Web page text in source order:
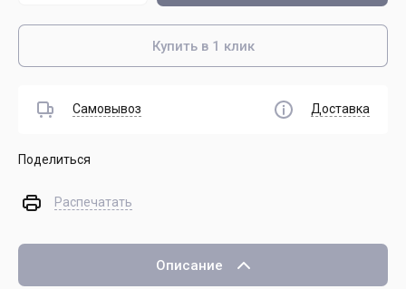
Купить в 1 клик
Самовывоз Доставка
Поделиться
Распечатать
Описание